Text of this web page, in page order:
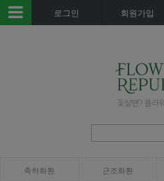
로그인 회원가입
축하화환 근조화환